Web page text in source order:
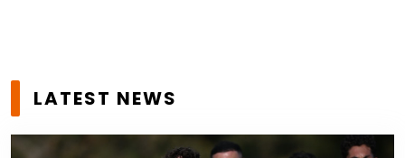
LATEST NEWS